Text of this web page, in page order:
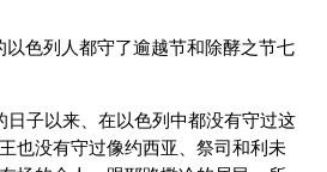
色列人都守了逾越节和除酵之节七
日子以来、在以色列中都没有守过这
也没有守过像约西亚、祭司和利未